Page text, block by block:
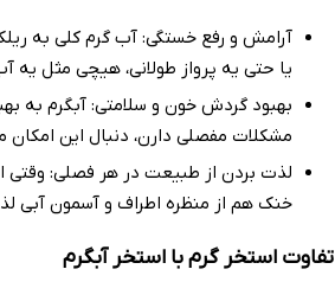
آرامش و رفع خستگی: آب گرم کلی به
یا حتی یه پرواز طولانی، هیچی مثل
بهبود گردش خون و سلامتی: آبگرم به
مشکلات مفصلی دارن، دنبال این امکان
لذت بردن از طبیعت در هر فصلی: وقتی
خنک هم از منظره اطراف و آسمون آبی
تفاوت استخر گرم با استخر آبگرم